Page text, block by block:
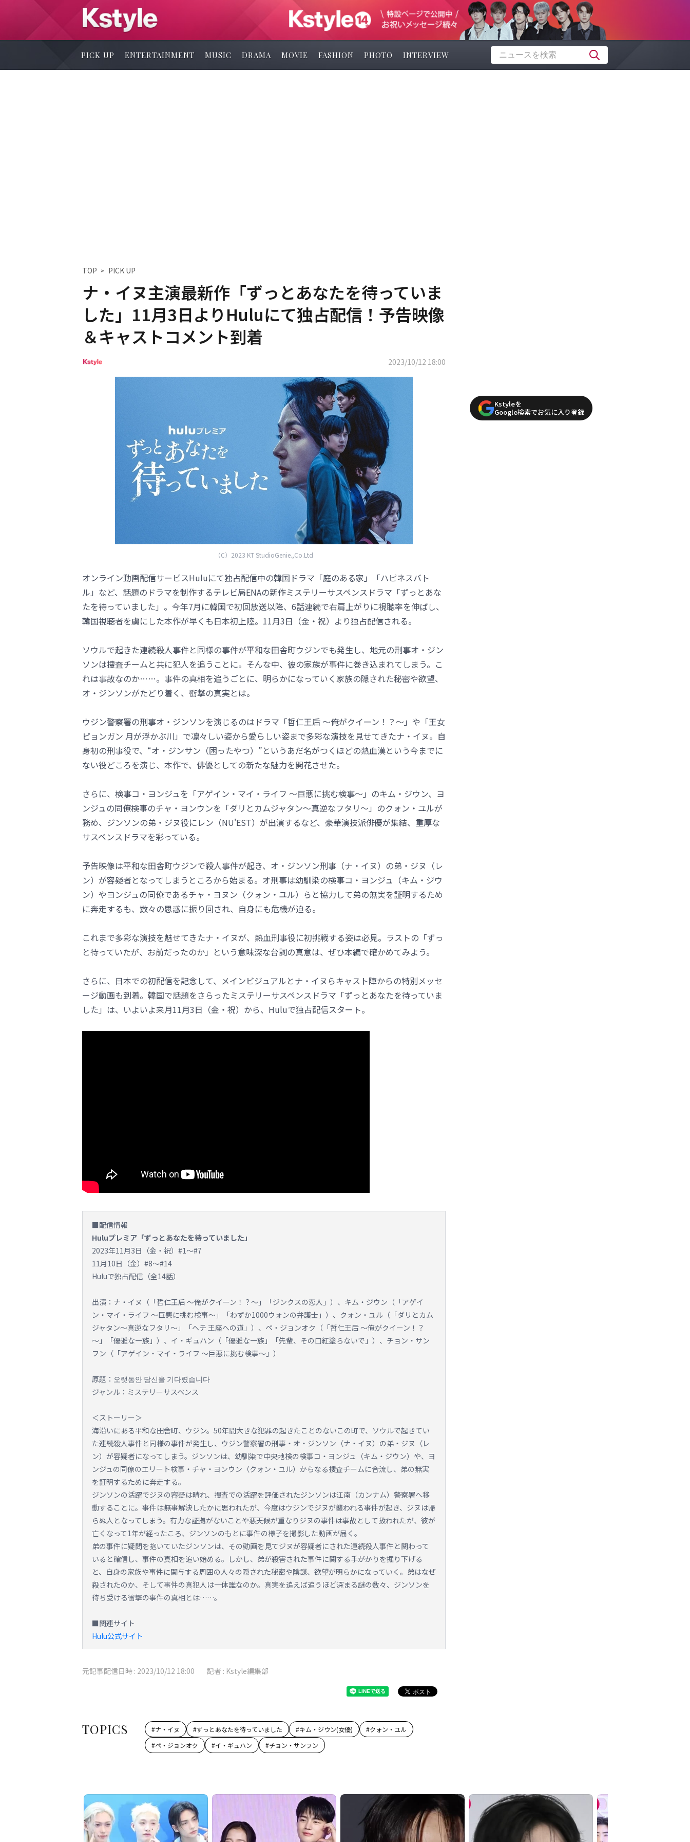
PICK UP ENTERTAINMENT MUSIC DRAMA MOVIE FASHION PHOTO INTERVIEW
TOP PICK UP
ナ・イヌ主演最新作「ずっとあなたを待っていま
した」11月3日よりHuluにて独占配信！予告映像
＆キャストコメント到着
2023/10/12 18:00
（C）2023 KT StudioGenie.,Co.Ltd
オンライン動画配信サービスHuluにて独占配信中の韓国ドラマ「庭のある家」「ハピネスバト
ル」など、話題のドラマを制作するテレビ局ENAの新作ミステリーサスペンスドラマ「ずっとあな
たを待っていました」。今年7月に韓国で初回放送以降、6話連続で右肩上がりに視聴率を伸ばし、
韓国視聴者を虜にした本作が早くも日本初上陸。11月3日（金・祝）より独占配信される。
ソウルで起きた連続殺人事件と同様の事件が平和な田舎町ウジンでも発生し、地元の刑事オ・ジン
ソンは捜査チームと共に犯人を追うことに。そんな中、彼の家族が事件に巻き込まれてしまう。こ
れは事故なのか……。事件の真相を追うごとに、明らかになっていく家族の隠された秘密や欲望、
オ・ジンソンがたどり着く、衝撃の真実とは。
ウジン警察署の刑事オ・ジンソンを演じるのはドラマ「哲仁王后 ～俺がクイーン！？～」や「王女
ピョンガン 月が浮かぶ川」で凛々しい姿から愛らしい姿まで多彩な演技を見せてきたナ・イヌ。自
身初の刑事役で、“オ・ジンサン（困ったやつ）”というあだ名がつくほどの熱血漢という今までに
ない役どころを演じ、本作で、俳優としての新たな魅力を開花させた。
さらに、検事コ・ヨンジュを「アゲイン・マイ・ライフ ～巨悪に挑む検事～」のキム・ジウン、ヨ
ンジュの同僚検事のチャ・ヨンウンを「ダリとカムジャタン～真逆なフタリ～」のクォン・ユルが
務め、ジンソンの弟・ジヌ役にレン（NU'EST）が出演するなど、豪華演技派俳優が集結、重厚な
サスペンスドラマを彩っている。
予告映像は平和な田舎町ウジンで殺人事件が起き、オ・ジンソン刑事（ナ・イヌ）の弟・ジヌ（レ
ン）が容疑者となってしまうところから始まる。オ刑事は幼馴染の検事コ・ヨンジュ（キム・ジウ
ン）やヨンジュの同僚であるチャ・ヨヌン（クォン・ユル）らと協力して弟の無実を証明するため
に奔走するも、数々の思惑に振り回され、自身にも危機が迫る。
これまで多彩な演技を魅せてきたナ・イヌが、熱血刑事役に初挑戦する姿は必見。ラストの「ずっ
と待っていたが、お前だったのか」という意味深な台詞の真意は、ぜひ本編で確かめてみよう。
さらに、日本での初配信を記念して、メインビジュアルとナ・イヌらキャスト陣からの特別メッセ
ージ動画も到着。韓国で話題をさらったミステリーサスペンスドラマ「ずっとあなたを待っていま
した」は、いよいよ来月11月3日（金・祝）から、Huluで独占配信スタート。
■配信情報
Huluプレミア「ずっとあなたを待っていました」
2023年11月3日（金・祝）#1～#7
11月10日（金）#8～#14
Huluで独占配信（全14話）
出演：ナ・イヌ（「哲仁王后 ～俺がクイーン！？～」「ジンクスの恋人」）、キム・ジウン（「アゲイ
ン・マイ・ライフ ～巨悪に挑む検事～」「わずか1000ウォンの弁護士」）、クォン・ユル（「ダリとカム
ジャタン～真逆なフタリ～」「ヘチ 王座への道」）、ペ・ジョンオク（「哲仁王后 ～俺がクイーン！？
～」「優雅な一族」）、イ・ギュハン（「優雅な一族」「先輩、その口紅塗らないで」）、チョン・サン
フン（「アゲイン・マイ・ライフ ～巨悪に挑む検事～」）
原題：오랫동안 당신을 기다렸습니다
ジャンル：ミステリーサスペンス
＜ストーリー＞
海沿いにある平和な田舎町、ウジン。50年間大きな犯罪の起きたことのないこの町で、ソウルで起きてい
た連続殺人事件と同様の事件が発生し、ウジン警察署の刑事・オ・ジンソン（ナ・イヌ）の弟・ジヌ（レ
ン）が容疑者になってしまう。ジンソンは、幼馴染で中央地検の検事コ・ヨンジュ（キム・ジウン）や、ヨ
ンジュの同僚のエリート検事・チャ・ヨンウン（クォン・ユル）からなる捜査チームに合流し、弟の無実
を証明するために奔走する。
ジンソンの活躍でジヌの容疑は晴れ、捜査での活躍を評価されたジンソンは江南（カンナム）警察署へ移
動することに。事件は無事解決したかに思われたが、今度はウジンでジヌが襲われる事件が起き、ジヌは帰
らぬ人となってしまう。有力な証拠がないことや悪天候が重なりジヌの事件は事故として扱われたが、彼が
亡くなって1年が経ったころ、ジンソンのもとに事件の様子を撮影した動画が届く。
弟の事件に疑問を抱いていたジンソンは、その動画を見てジヌが容疑者にされた連続殺人事件と関わって
いると確信し、事件の真相を追い始める。しかし、弟が殺害された事件に関する手がかりを掘り下げる
と、自身の家族や事件に関与する周囲の人々の隠された秘密や陰謀、欲望が明らかになっていく。弟はなぜ
殺されたのか、そして事件の真犯人は一体誰なのか。真実を追えば追うほど深まる謎の数々、ジンソンを
待ち受ける衝撃の事件の真相とは……。
■関連サイト
Hulu公式サイト
元記事配信日時 : 2023/10/12 18:00 記者 : Kstyle編集部
TOPICS #ナ・イヌ #ずっとあなたを待っていました #キム・ジウン(女優) #クォン・ユル
#ペ・ジョンオク #イ・ギュハン #チョン・サンフン
Kstyleを
Google検索でお気に入り登録